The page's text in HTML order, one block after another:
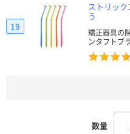
ストリッ
う
矯正器具の
ンタフトブ
19
数量